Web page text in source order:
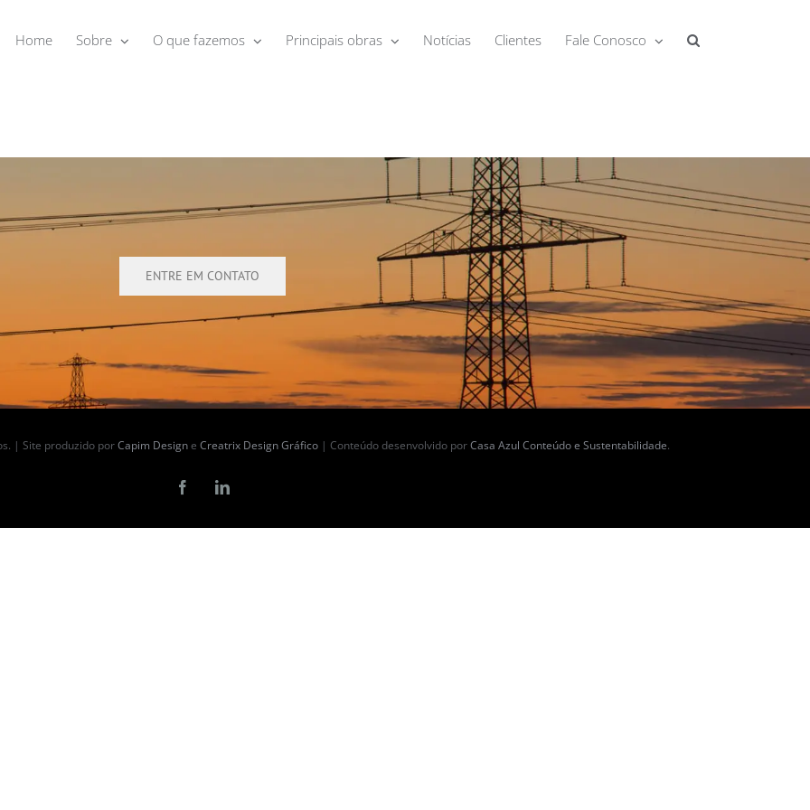
Home Sobre O que fazemos Principais obras Notícias Clientes Fale Conosco
ENTRE EM CONTATO
| Site produzido porCapim Designe Creatrix Design Gráfico | Conteúdo desenvolvido porCasa Azul Conteúdo e Sustentabilidade.
FacebookLinkedIn